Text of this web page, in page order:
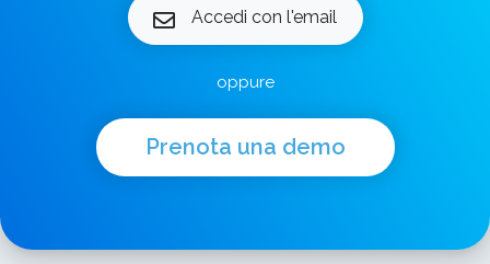
Accedi con l'email
oppure
Prenota una demo